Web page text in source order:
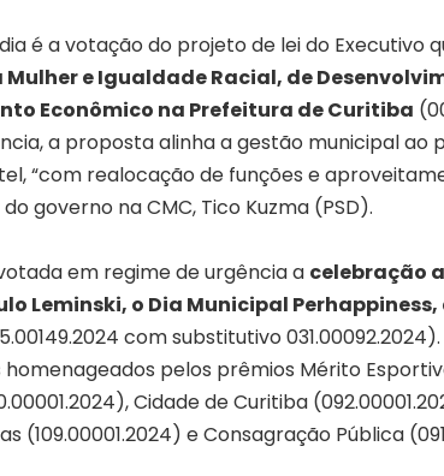
é a votação do projeto de lei do Executivo
Mulher e Igualdade Racial, de
Econômico na Prefeitura de Curitiba (
a proposta alinha a gestão municipal ao
“com realocação de funções e
governo na CMC, Tico Kuzma (PSD).
em regime de urgência a celebração
Leminski, o Dia Municipal
com substitutivo 031.00092.2024
homenageados pelos prêmios Mérito
), Cidade de Curitiba (
(109.00001.2024) e Consagração Pública (